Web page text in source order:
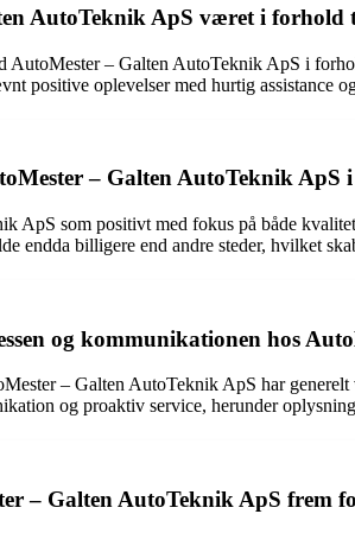
AutoTeknik ApS været i forhold
AutoMester – Galten AutoTeknik ApS i
positive oplevelser med hurtig
– Galten AutoTeknik
ApS som positivt med fokus på både
endda billigere end andre steder, hvilket
og kommunikationen hos
– Galten AutoTeknik ApS har
og proaktiv service, herunder
– Galten AutoTeknik ApS frem